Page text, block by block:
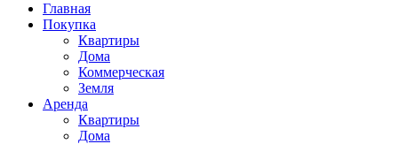
Главная
Покупка
Квартиры
Дома
Коммерческая
Земля
Аренда
Квартиры
Дома